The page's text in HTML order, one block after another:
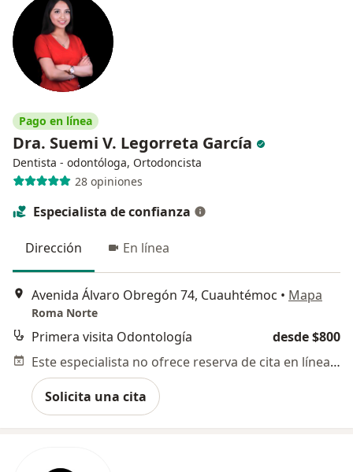
Pago en línea
Dra. Suemi V. Legorreta García
Dentista - odontóloga, Ortodoncista
28 opiniones
Especialista de confianza
Dirección En línea
Avenida Álvaro Obregón 74, Cuauhtémoc • Mapa
Roma Norte
Primera visita Odontología
desde $800
Este especialista no ofrece reserva de cita en línea en esta dirección.
Solicita una cita